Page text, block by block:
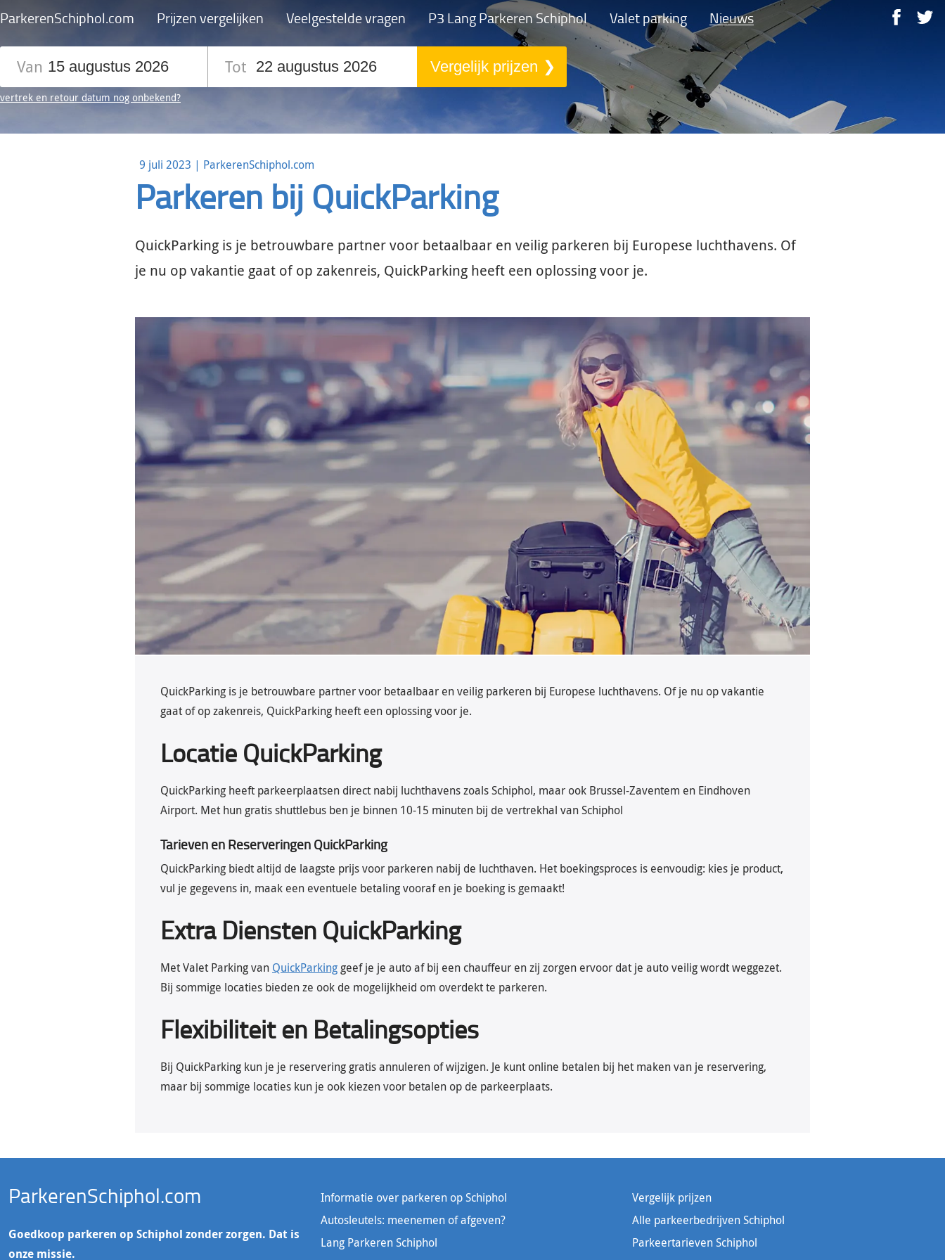
ParkerenSchiphol.com Prijzen vergelijken Veelgestelde vragen P3 Lang Parkeren Schiphol Valet parking Nieuws
Van Tot Vergelijk prijzen
vertrek en retour datum nog onbekend?
9 juli 2023 | ParkerenSchiphol.com
Parkeren bij QuickParking
QuickParking is je betrouwbare partner voor betaalbaar en veilig parkeren bij Europese luchthavens. Of
je nu op vakantie gaat of op zakenreis, QuickParking heeft een oplossing voor je.
QuickParking is je betrouwbare partner voor betaalbaar en veilig parkeren bij Europese luchthavens. Of je nu op vakantie
gaat of op zakenreis, QuickParking heeft een oplossing voor je.
Locatie QuickParking
QuickParking heeft parkeerplaatsen direct nabij luchthavens zoals Schiphol, maar ook Brussel-Zaventem en Eindhoven
Airport. Met hun gratis shuttlebus ben je binnen 10-15 minuten bij de vertrekhal van Schiphol
Tarieven en Reserveringen QuickParking
QuickParking biedt altijd de laagste prijs voor parkeren nabij de luchthaven. Het boekingsproces is eenvoudig: kies je product,
vul je gegevens in, maak een eventuele betaling vooraf en je boeking is gemaakt!
Extra Diensten QuickParking
Met Valet Parking van QuickParking geef je je auto af bij een chauffeur en zij zorgen ervoor dat je auto veilig wordt weggezet.
Bij sommige locaties bieden ze ook de mogelijkheid om overdekt te parkeren.
Flexibiliteit en Betalingsopties
Bij QuickParking kun je je reservering gratis annuleren of wijzigen. Je kunt online betalen bij het maken van je reservering,
maar bij sommige locaties kun je ook kiezen voor betalen op de parkeerplaats.
ParkerenSchiphol.com
Goedkoop parkeren op Schiphol zonder zorgen. Dat is
onze missie.
Informatie over parkeren op Schiphol
Autosleutels: meenemen of afgeven?
Lang Parkeren Schiphol
Vergelijk prijzen
Alle parkeerbedrijven Schiphol
Parkeertarieven Schiphol